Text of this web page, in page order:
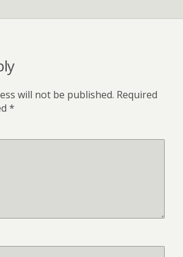
will not be published. Required
*